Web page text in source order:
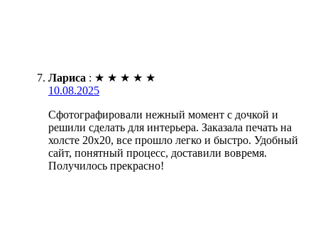
Лариса : ★ ★ ★ ★ ★
10.08.2025
Сфотографировали нежный момент с дочкой и
решили сделать для интерьера. Заказала печать на
холсте 20х20, все прошло легко и быстро. Удобный
сайт, понятный процесс, доставили вовремя.
Получилось прекрасно!